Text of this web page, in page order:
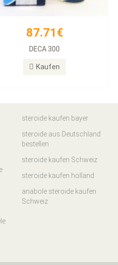
87.71€
DECA 300
Kaufen
steroide kaufen bayer
steroide aus Deutschland
bestellen
steroide kaufen Schweiz
steroide kaufen holland
anabole steroide kaufen
Schweiz